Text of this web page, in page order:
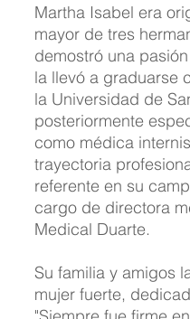
Martha Isabel era
mayor de tres
demostró una
la llevó a graduarse
la Universidad de
posteriormente
como médica
trayectoria
referente en su
cargo de directora
Medical Duarte.
Su familia y amigos
mujer fuerte,